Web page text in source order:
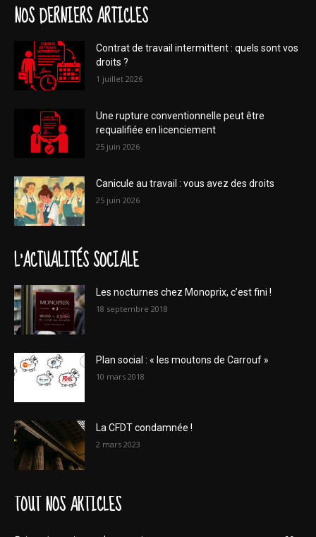
NOS DERNIERS ARTICLES
Contrat de travail intermittent : quels sont vos
droits ?
1 juillet 2026
Une rupture conventionnelle peut être
requalifiée en licenciement
25 juin 2026
Canicule au travail : vous avez des droits
25 juin 2026
L'ACTUALITÉS SOCIALE
Les nocturnes chez Monoprix, c’est fini !
18 septembre 2018
Plan social : « les moutons de Carrouf »
10 mars 2018
La CFDT condamnée !
2 mars 2023
TOUT NOS ARTICLES